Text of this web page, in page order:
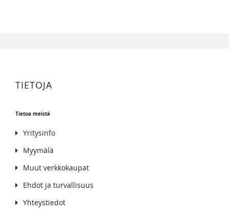
TIETOJA
Tietoa meistä
Yritysinfo
Myymälä
Muut verkkokaupat
Ehdot ja turvallisuus
Yhteystiedot